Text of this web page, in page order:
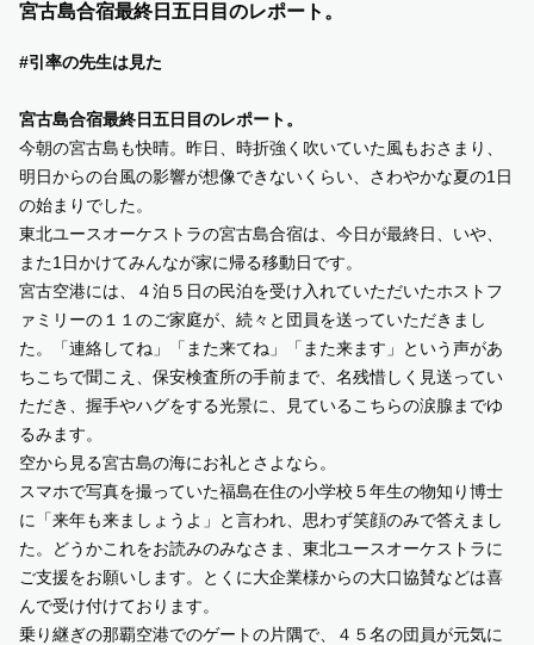
SUPPORT US
COMMUNITY
CONTENTS
JP /
宮古島合宿最終日五日目のレポート。
#引率の先生は見た
宮古島合宿最終日五日目のレポート。
今朝の宮古島も快晴。昨日、時折強く吹いていた風もおさまり、
明日からの台風の影響が想像できないくらい、さわやかな夏の1日
の始まりでした。
東北ユースオーケストラの宮古島合宿は、今日が最終日、いや、
また1日かけてみんなが家に帰る移動日です。
宮古空港には、４泊５日の民泊を受け入れていただいたホストフ
ァミリーの１１のご家庭が、続々と団員を送っていただきまし
た。「連絡してね」「また来てね」「また来ます」という声があ
ちこちで聞こえ、保安検査所の手前まで、名残惜しく見送ってい
ただき、握手やハグをする光景に、見ているこちらの涙腺までゆ
るみます。
空から見る宮古島の海にお礼とさよなら。
スマホで写真を撮っていた福島在住の小学校５年生の物知り博士
に「来年も来ましょうよ」と言われ、思わず笑顔のみで答えまし
た。どうかこれをお読みのみなさま、東北ユースオーケストラに
ご支援をお願いします。とくに大企業様からの大口協賛などは喜
んで受け付けております。
乗り継ぎの那覇空港でのゲートの片隅で、４５名の団員が元気に